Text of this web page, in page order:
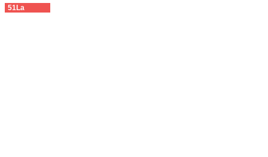
51La